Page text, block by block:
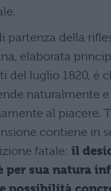
partenza della
elaborata
del luglio 1820, è
naturalmente e
al piacere.
contiene in
fatale: il
per sua natura